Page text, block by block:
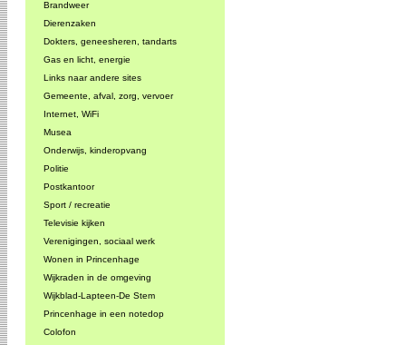
Brandweer
Dierenzaken
Dokters, geneesheren, tandarts
Gas en licht, energie
Links naar andere sites
Gemeente, afval, zorg, vervoer
Internet, WiFi
Musea
Onderwijs, kinderopvang
Politie
Postkantoor
Sport / recreatie
Televisie kijken
Verenigingen, sociaal werk
Wonen in Princenhage
Wijkraden in de omgeving
Wijkblad-Lapteen-De Stem
Princenhage in een notedop
Colofon